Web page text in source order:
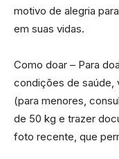
motivo de alegria
em suas vidas.
Como doar – Para
condições de saúde,
(para menores,
de 50 kg e trazer
foto recente, que